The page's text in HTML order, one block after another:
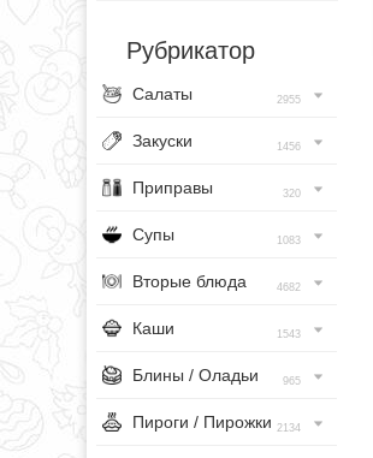
Рубрикатор
Салаты 2955
Закуски 1456
Приправы 320
Супы 1083
Вторые блюда 4682
Каши 1543
Блины / Оладьи 965
Пироги / Пирожки 2134